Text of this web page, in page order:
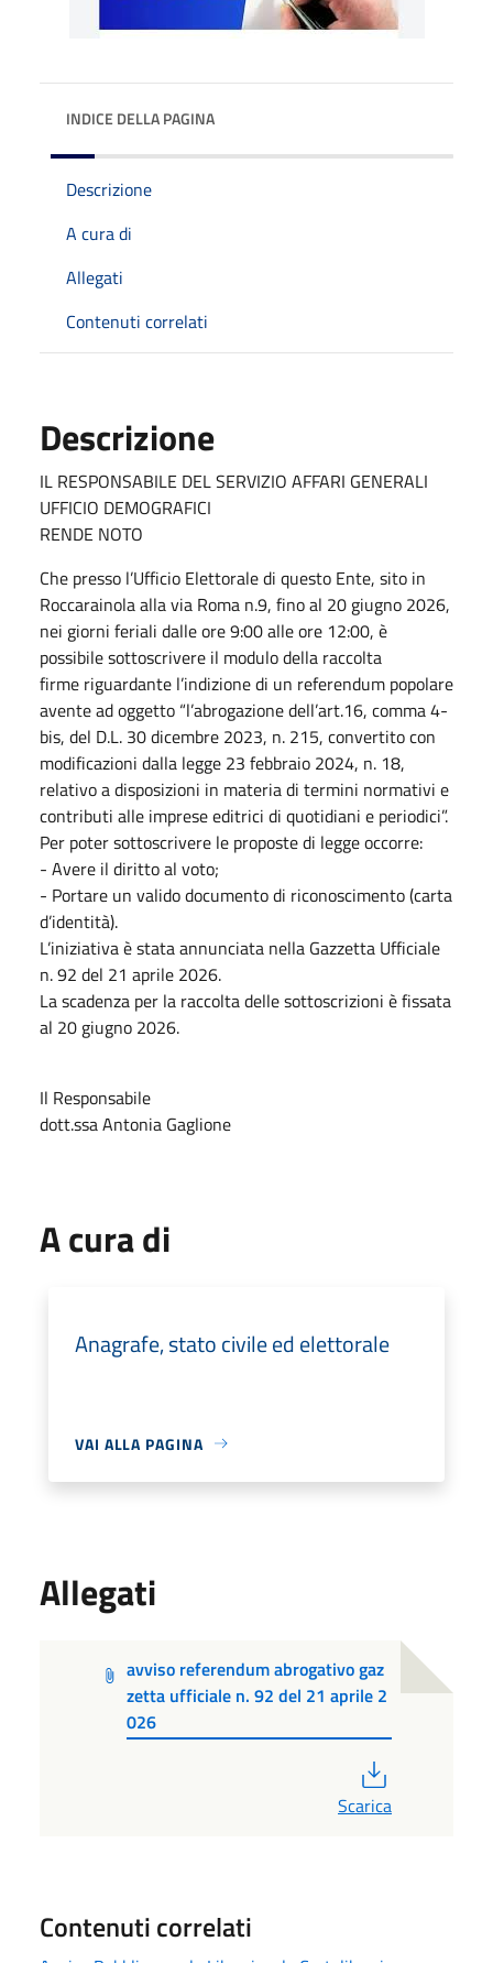
INDICE DELLA PAGINA
Descrizione
A cura di
Allegati
Contenuti correlati
Descrizione
IL RESPONSABILE DEL SERVIZIO AFFARI GENERALI
UFFICIO DEMOGRAFICI
RENDE NOTO
Che presso l’Ufficio Elettorale di questo Ente, sito in
Roccarainola alla via Roma n.9, fino al 20 giugno 2026,
nei giorni feriali dalle ore 9:00 alle ore 12:00, è
possibile sottoscrivere il modulo della raccolta
firme riguardante l’indizione di un referendum popolare
avente ad oggetto “l’abrogazione dell’art.16, comma 4-
bis, del D.L. 30 dicembre 2023, n. 215, convertito con
modificazioni dalla legge 23 febbraio 2024, n. 18,
relativo a disposizioni in materia di termini normativi e
contributi alle imprese editrici di quotidiani e periodici”.
Per poter sottoscrivere le proposte di legge occorre:
- Avere il diritto al voto;
- Portare un valido documento di riconoscimento (carta
d’identità).
L’iniziativa è stata annunciata nella Gazzetta Ufficiale
n. 92 del 21 aprile 2026.
La scadenza per la raccolta delle sottoscrizioni è fissata
al 20 giugno 2026.
Il Responsabile
dott.ssa Antonia Gaglione
A cura di
Anagrafe, stato civile ed elettorale
VAI ALLA PAGINA
Allegati
avviso referendum abrogativo gaz
zetta ufficiale n. 92 del 21 aprile 2
026
Scarica
Contenuti correlati